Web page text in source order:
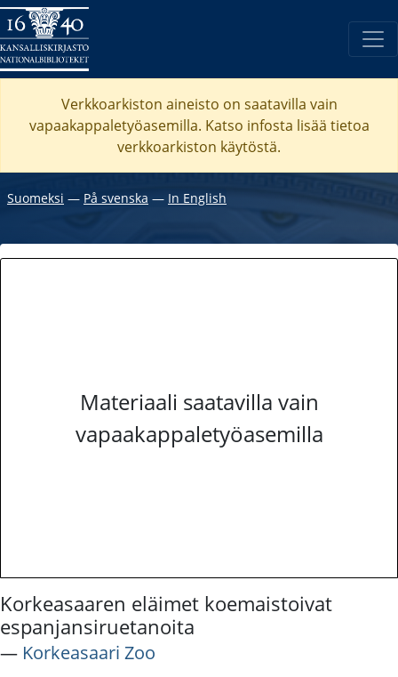
Verkkoarkiston aineisto on saatavilla vain
vapaakappaletyöasemilla. Katso infosta lisää tietoa
verkkoarkiston käytöstä.
Suomeksi ― På svenska ― In English
Materiaali saatavilla vain
vapaakappaletyöasemilla
Korkeasaaren eläimet koemaistoivat
espanjansiruetanoita
― Korkeasaari Zoo